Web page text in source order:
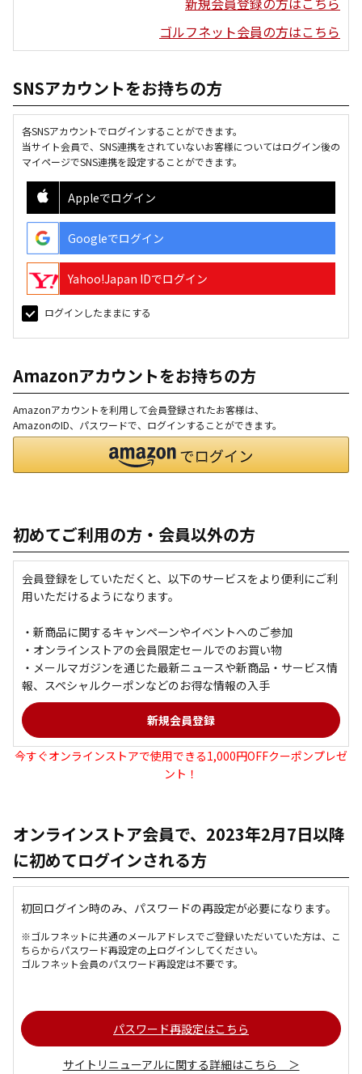
ゴルフネット会員の方はこちら
SNSアカウントをお持ちの方
各SNSアカウントでログインすることができます。
当サイト会員で、SNS連携をされていないお客様についてはログイン後の
マイページでSNS連携を設定することができます。
Appleでログイン
Googleでログイン
Yahoo!Japan IDでログイン
ログインしたままにする
Amazonアカウントをお持ちの方
Amazonアカウントを利用して会員登録されたお客様は、
AmazonのID、パスワードで、ログインすることができます。
初めてご利用の方・会員以外の方
会員登録をしていただくと、以下のサービスをより便利にご利
用いただけるようになります。
・新商品に関するキャンペーンやイベントへのご参加
・オンラインストアの会員限定セールでのお買い物
・メールマガジンを通じた最新ニュースや新商品・サービス情
報、スペシャルクーポンなどのお得な情報の入手
今すぐオンラインストアで使用できる1,000円OFFクーポンプレゼ
ント！
オンラインストア会員で、2023年2月7日以降
に初めてログインされる方
初回ログイン時のみ、パスワードの再設定が必要になります。
※ゴルフネットに共通のメールアドレスでご登録いただいていた方は、こ
ちらからパスワード再設定の上ログインしてください。
ゴルフネット会員のパスワード再設定は不要です。
パスワード再設定はこちら
サイトリニューアルに関する詳細はこちら ＞